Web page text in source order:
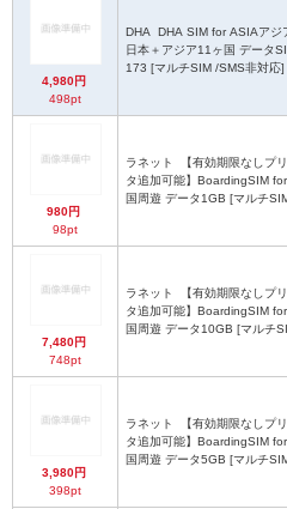
4,980円
498pt
DHA
日本＋アジア11ヶ国 データ
173 [マルチSIM /SMS非対応]
980円
98pt
ラネット
タ追加可能】BoardingSIM
国周遊 データ1GB [マルチ
7,480円
748pt
ラネット
タ追加可能】BoardingSIM
国周遊 データ10GB [マルチ
3,980円
398pt
ラネット
タ追加可能】BoardingSIM
国周遊 データ5GB [マルチ